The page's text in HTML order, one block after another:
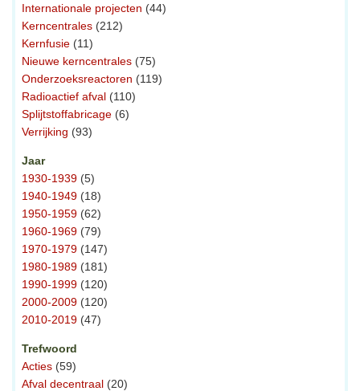
Internationale projecten (44)
Kerncentrales (212)
Kernfusie (11)
Nieuwe kerncentrales (75)
Onderzoeksreactoren (119)
Radioactief afval (110)
Splijtstoffabricage (6)
Verrijking (93)
Jaar
1930-1939 (5)
1940-1949 (18)
1950-1959 (62)
1960-1969 (79)
1970-1979 (147)
1980-1989 (181)
1990-1999 (120)
2000-2009 (120)
2010-2019 (47)
Trefwoord
Acties (59)
Afval decentraal (20)